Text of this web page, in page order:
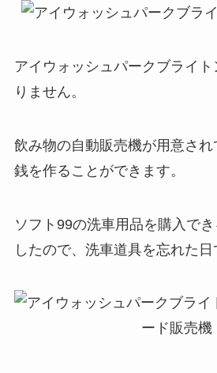
アイウォッシュパークブライ
りません。
飲み物の自動販売機が用意さ
銭を作ることができます。
ソフト99の洗車用品を購入で
したので、洗車道具を忘れた日